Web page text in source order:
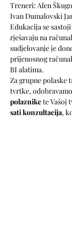
Treneri: Alen
Ivan Dumalovski
Edukacija se
rješavaju na
sudjelovanje je
prijenosnog
BI alatima.
Za grupne polaske
tvrtke, odobravamo
polaznike te Vašoj
sati konzultacija,